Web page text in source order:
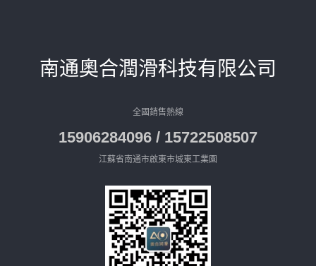
南通奧合潤滑科技有限公司
全國銷售熱線
15906284096 / 15722508507
江蘇省南通市啟東市城東工業園